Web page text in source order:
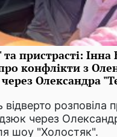
пристрасті: Інна
конфлікти з
Олександра
відверто розповіла
через
шоу "Холостяк".